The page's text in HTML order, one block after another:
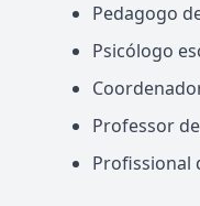
Pedagogo
Psicólogo
Professor
Profissional